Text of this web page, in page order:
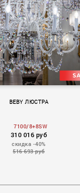
BEBY ЛЮСТРА
7100/8+8SW
310 016 руб
скидка -40%
516 693 руб